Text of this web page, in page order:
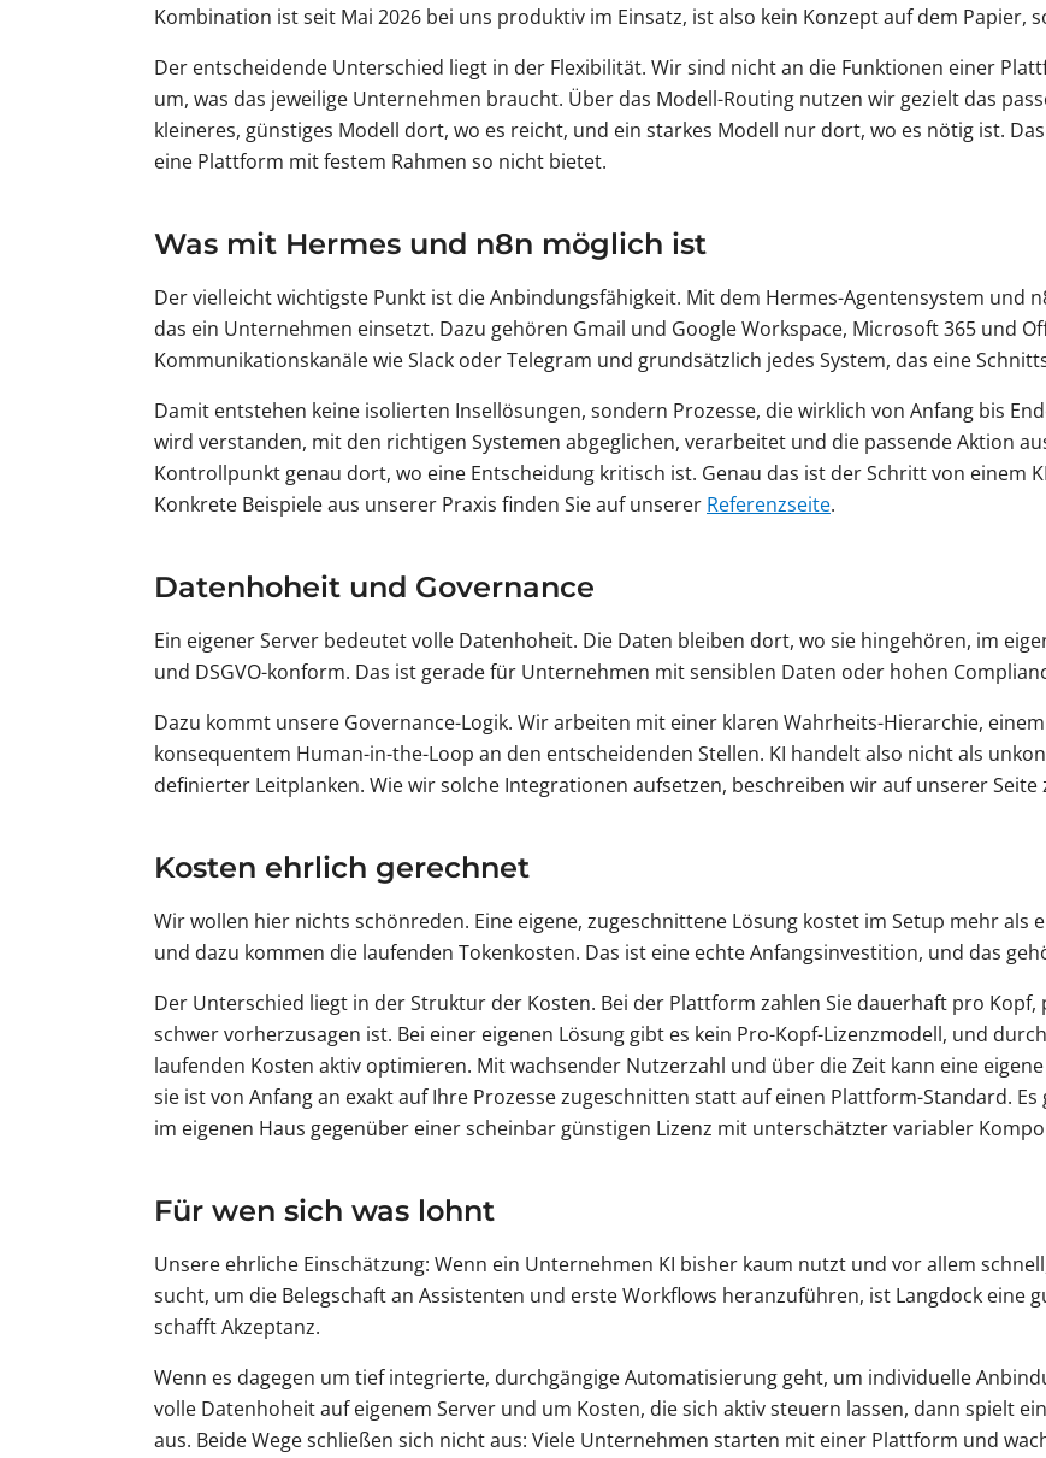
Kombination ist seit Mai 2026 bei uns produktiv im Einsatz, ist also kein Konzept auf dem Papier,
Der entscheidende Unterschied liegt in der Flexibilität. Wir sind nicht an die Funktionen einer
um, was das jeweilige Unternehmen braucht. Über das Modell-Routing nutzen wir gezielt das
kleineres, günstiges Modell dort, wo es reicht, und ein starkes Modell nur dort, wo es nötig ist.
eine Plattform mit festem Rahmen so nicht bietet.
Was mit Hermes und n8n möglich ist
Der vielleicht wichtigste Punkt ist die Anbindungsfähigkeit. Mit dem Hermes-Agentensystem und
das ein Unternehmen einsetzt. Dazu gehören Gmail und Google Workspace, Microsoft 365 und
Kommunikationskanäle wie Slack oder Telegram und grundsätzlich jedes System, das eine
Damit entstehen keine isolierten Insellösungen, sondern Prozesse, die wirklich von Anfang bis
wird verstanden, mit den richtigen Systemen abgeglichen, verarbeitet und die passende Aktion
Kontrollpunkt genau dort, wo eine Entscheidung kritisch ist. Genau das ist der Schritt von einem
Konkrete Beispiele aus unserer Praxis finden Sie auf unserer Referenzseite.
Datenhoheit und Governance
Ein eigener Server bedeutet volle Datenhoheit. Die Daten bleiben dort, wo sie hingehören, im
und DSGVO-konform. Das ist gerade für Unternehmen mit sensiblen Daten oder hohen
Dazu kommt unsere Governance-Logik. Wir arbeiten mit einer klaren Wahrheits-Hierarchie,
konsequentem Human-in-the-Loop an den entscheidenden Stellen. KI handelt also nicht als
definierter Leitplanken. Wie wir solche Integrationen aufsetzen, beschreiben wir auf unserer Seite
Kosten ehrlich gerechnet
Wir wollen hier nichts schönreden. Eine eigene, zugeschnittene Lösung kostet im Setup mehr als
und dazu kommen die laufenden Tokenkosten. Das ist eine echte Anfangsinvestition, und das
Der Unterschied liegt in der Struktur der Kosten. Bei der Plattform zahlen Sie dauerhaft pro
schwer vorherzusagen ist. Bei einer eigenen Lösung gibt es kein Pro-Kopf-Lizenzmodell, und
laufenden Kosten aktiv optimieren. Mit wachsender Nutzerzahl und über die Zeit kann eine
sie ist von Anfang an exakt auf Ihre Prozesse zugeschnitten statt auf einen Plattform-Standard.
im eigenen Haus gegenüber einer scheinbar günstigen Lizenz mit unterschätzter variabler
Für wen sich was lohnt
Unsere ehrliche Einschätzung: Wenn ein Unternehmen KI bisher kaum nutzt und vor allem
sucht, um die Belegschaft an Assistenten und erste Workflows heranzuführen, ist Langdock eine
schafft Akzeptanz.
Wenn es dagegen um tief integrierte, durchgängige Automatisierung geht, um individuelle
volle Datenhoheit auf eigenem Server und um Kosten, die sich aktiv steuern lassen, dann spielt
aus. Beide Wege schließen sich nicht aus: Viele Unternehmen starten mit einer Plattform und